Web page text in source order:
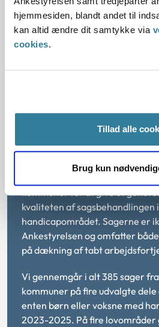
hjemmesiden, blandt andet til
kan altid ændre dit samtykke via
cookies.
Tillad alle
Brug kun
handicapssagsbarometrene kan
atAnkestyrelsens generelle
kommunernes offentliggørelse af
Ankestyrelsen vil derfor i den
et lettere tilgængeligt
Om
kommuner for at give et
kvaliteten af sagsbehandlingen
handicapområdet. Sagerne er
Ankestyrelsen og omfatter
på dækning af tabt
Vi gennemgår i alt 385 sager
kommuner på fire udvalgte
enten børn eller voksne med
2023-2025. På fire lovområder